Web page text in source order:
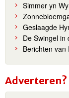
Simmer yn
Geslaagde
De Swingel in
Berichten van
Adverteren?